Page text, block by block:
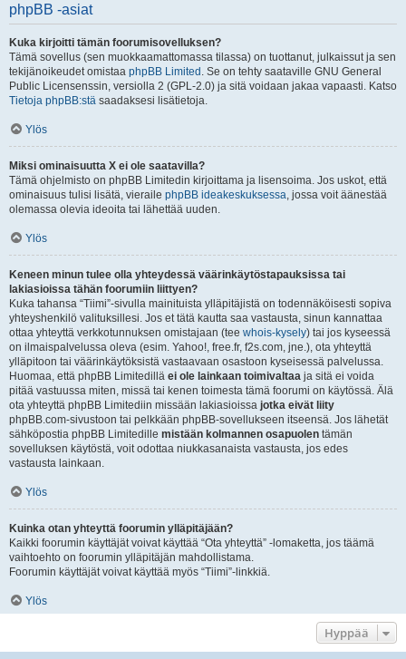
phpBB -asiat
Kuka kirjoitti tämän foorumisovelluksen?
Tämä sovellus (sen muokkaamattomassa tilassa) on tuottanut, julkaissut ja sen
tekijänoikeudet omistaa phpBB Limited . Se on tehty saataville GNU General
Public Licensenssin, versiolla 2 (GPL-2.0) ja sitä voidaan jakaa vapaasti. Katso
Tietoja phpBB:stä saadaksesi lisätietoja.
Ylös
Miksi ominaisuutta X ei ole saatavilla?
Tämä ohjelmisto on phpBB Limitedin kirjoittama ja lisensoima. Jos uskot, että
ominaisuus tulisi lisätä, vieraile phpBB ideakeskuksessa, jossa voit äänestää
olemassa olevia ideoita tai lähettää uuden.
Ylös
Keneen minun tulee olla yhteydessä väärinkäytöstapauksissa tai
lakiasioissa tähän foorumiin liittyen?
Kuka tahansa “Tiimi”-sivulla mainituista ylläpitäjistä on todennäköisesti sopiva
yhteyshenkilö valituksillesi. Jos et tätä kautta saa vastausta, sinun kannattaa
ottaa yhteyttä verkkotunnuksen omistajaan (tee whois-kysely) tai jos kyseessä
on ilmaispalvelussa oleva (esim. Yahoo!, free.fr, f2s.com, jne.), ota yhteyttä
ylläpitoon tai väärinkäytöksistä vastaavaan osastoon kyseisessä palvelussa.
Huomaa, että phpBB Limitedillä ei ole lainkaan toimivaltaa ja sitä ei voida
pitää vastuussa miten, missä tai kenen toimesta tämä foorumi on käytössä. Älä
ota yhteyttä phpBB Limitediin missään lakiasioissa jotka eivät liity
phpBB.com-sivustoon tai pelkkään phpBB-sovellukseen itseensä. Jos lähetät
sähköpostia phpBB Limitedille mistään kolmannen osapuolen tämän
sovelluksen käytöstä, voit odottaa niukkasanaista vastausta, jos edes
vastausta lainkaan.
Ylös
Kuinka otan yhteyttä foorumin ylläpitäjään?
Kaikki foorumin käyttäjät voivat käyttää “Ota yhteyttä” -lomaketta, jos täämä
vaihtoehto on foorumin ylläpitäjän mahdollistama.
Foorumin käyttäjät voivat käyttää myös “Tiimi”-linkkiä.
Ylös
Hyppää